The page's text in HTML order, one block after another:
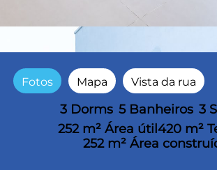
Fotos Mapa Vista da rua
3 Dorms 5 Banheiros 3
252 m² Área útil 420 m²
252 m² Área